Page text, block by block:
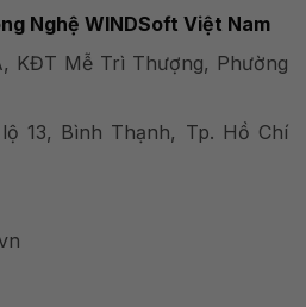
Nghệ WINDSoft Việt Nam
KĐT Mễ Trì Thượng, Phường
13, Bình Thạnh, Tp. Hồ Chí